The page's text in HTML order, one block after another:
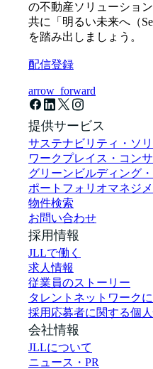
の不動産ソリューショ
共に「明るい未来へ（
を踏み出しましょう。
配信登録
arrow_forward
提供サービス
サステナビリティ・ソ
ワークプレイス・コン
グリーンビルディング
ポートフォリオマネジメ
物件検索
お問い合わせ
採用情報
JLLで働く
求人情報
従業員のストーリー
タレントネットワーク
採用応募者に関する個
会社情報
JLLについて
ニュース・PR